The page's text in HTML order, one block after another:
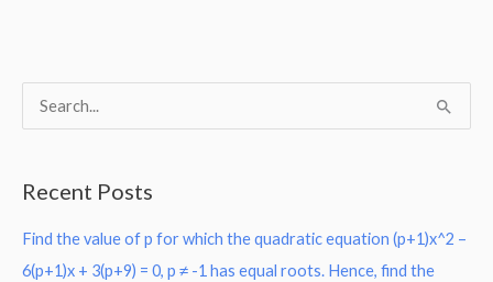
c
h
Recent Posts
Find the value of p for which the quadratic equation (p+1)x^2 –
6(p+1)x + 3(p+9) = 0, p ≠ -1 has equal roots. Hence, find the